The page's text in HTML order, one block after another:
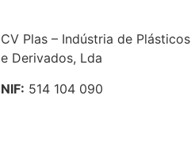
CV Plas – Indústria de Plásticos
e Derivados, Lda
NIF: 514 104 090